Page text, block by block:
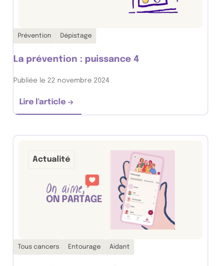
Thématiques associées :
Prévention Dépistage
La prévention : puissance 4
Publiée le 22 novembre 2024
Lire l'article
La prévention : puissance 4
Actualité
Thématiques associées :
Tous cancers Entourage Aidant